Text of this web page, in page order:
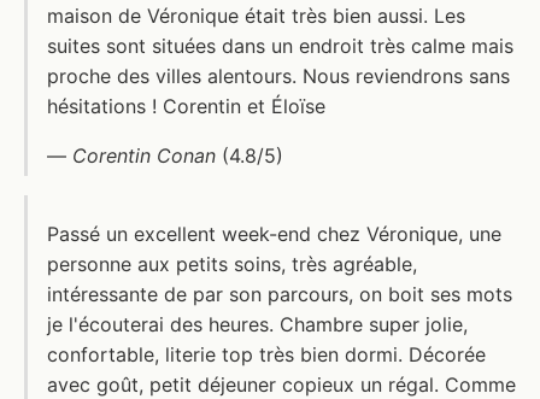
maison de Véronique était très bien aussi. Les
suites sont situées dans un endroit très calme mais
proche des villes alentours. Nous reviendrons sans
hésitations ! Corentin et Éloïse
— Corentin Conan (4.8/5)
Passé un excellent week-end chez Véronique, une
personne aux petits soins, très agréable,
intéressante de par son parcours, on boit ses mots
je l'écouterai des heures. Chambre super jolie,
confortable, literie top très bien dormi. Décorée
avec goût, petit déjeuner copieux un régal. Comme